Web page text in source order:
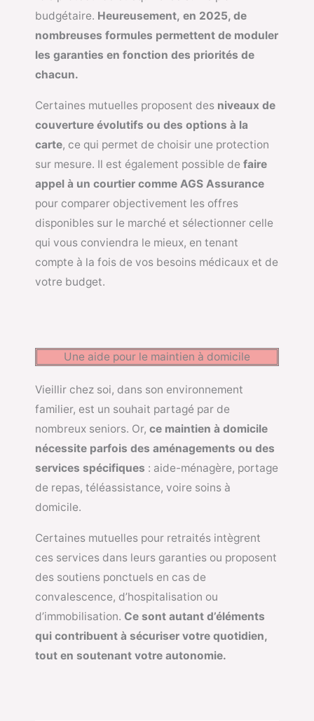
budgétaire. Heureusement, en 2025, de
nombreuses formules permettent de moduler
les garanties en fonction des priorités de
chacun.
Certaines mutuelles proposent des niveaux de
couverture évolutifs ou des options à la
carte, ce qui permet de choisir une protection
sur mesure. Il est également possible de faire
appel à un courtier comme AGS Assurance
pour comparer objectivement les offres
disponibles sur le marché et sélectionner celle
qui vous conviendra le mieux, en tenant
compte à la fois de vos besoins médicaux et de
votre budget.
Une aide pour le maintien à domicile
Vieillir chez soi, dans son environnement
familier, est un souhait partagé par de
nombreux seniors. Or, ce maintien à domicile
nécessite parfois des aménagements ou des
services spécifiques : aide-ménagère, portage
de repas, téléassistance, voire soins à
domicile.
Certaines mutuelles pour retraités intègrent
ces services dans leurs garanties ou proposent
des soutiens ponctuels en cas de
convalescence, d’hospitalisation ou
d’immobilisation. Ce sont autant d’éléments
qui contribuent à sécuriser votre quotidien,
tout en soutenant votre autonomie.